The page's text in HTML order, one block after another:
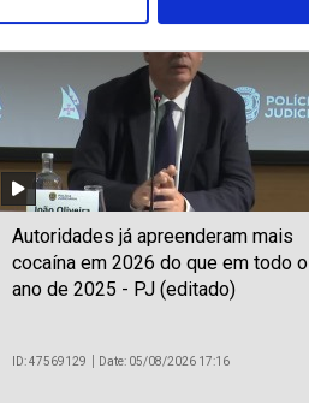
Autoridades já apreenderam mais
cocaína em 2026 do que em todo o
ano de 2025 - PJ (editado)
ID: 47569129 Date: 05/08/2026 17:16